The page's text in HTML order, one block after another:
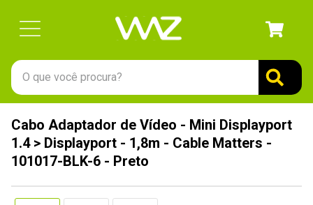
O que você procura?
Cabo Adaptador de Vídeo - Mini Displayport
1.4 > Displayport - 1,8m - Cable Matters -
101017-BLK-6 - Preto
1 º
gabinete
2º